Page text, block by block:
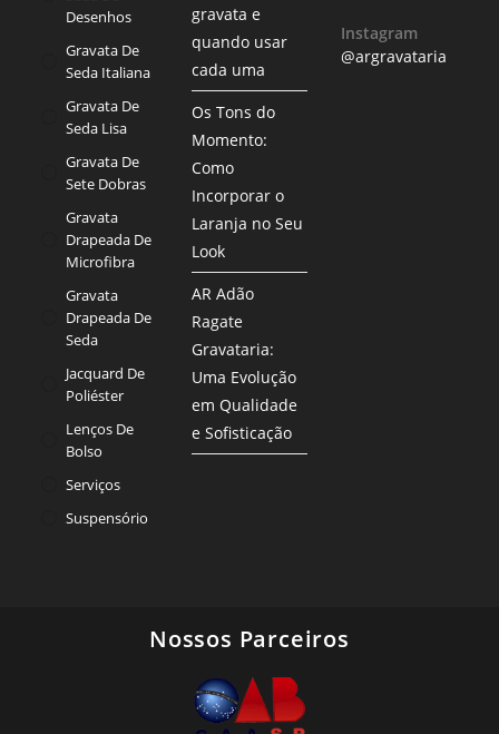
Desenhos
Gravata De
Seda Italiana
Gravata De
Seda Lisa
Gravata De
Sete Dobras
Gravata
Drapeada De
Microfibra
Gravata
Drapeada De
Seda
Jacquard De
Poliéster
Lenços De
Bolso
Serviços
Suspensório
gravata e
quando usar
cada uma
Os Tons do
Momento:
Como
Incorporar o
Laranja no Seu
Look
AR Adão
Ragate
Gravataria:
Uma Evolução
em Qualidade
e Sofisticação
Instagram
@argravataria
Nossos Parceiros